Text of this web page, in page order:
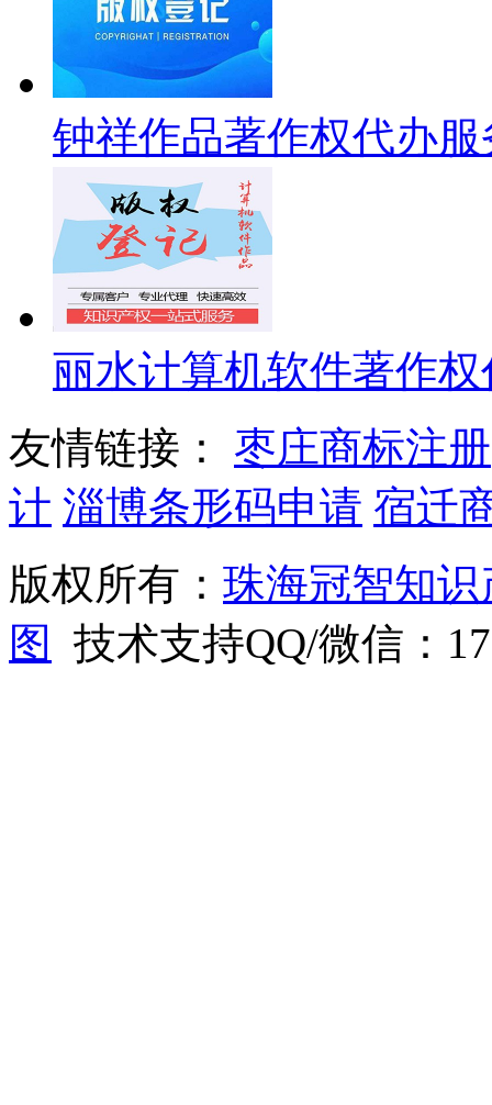
钟祥作品著作权代办服
丽水计算机软件著作
友情链接： 枣庄商标注册
计 淄博条形码申请 宿迁
版权所有： 珠海冠智知
图
技术支持QQ/微信：